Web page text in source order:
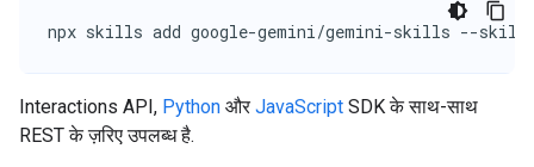
npx skills add google-gemini/gemini-skills --skill
Interactions API, Python और JavaScript SDK के साथ-साथ
REST के ज़रिए उपलब्ध है.